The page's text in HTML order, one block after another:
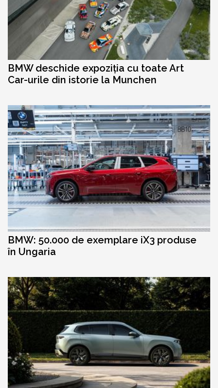
BMW deschide expoziția cu toate Art
Car-urile din istorie la Munchen
BMW: 50.000 de exemplare iX3 produse
în Ungaria